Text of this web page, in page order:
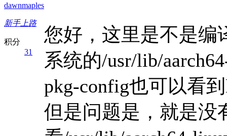
dawnmaples
新手上路
积分
31
您好，这里是不是编
系统的/usr/lib/
pkg-config也可以看
但是问题是，就是没